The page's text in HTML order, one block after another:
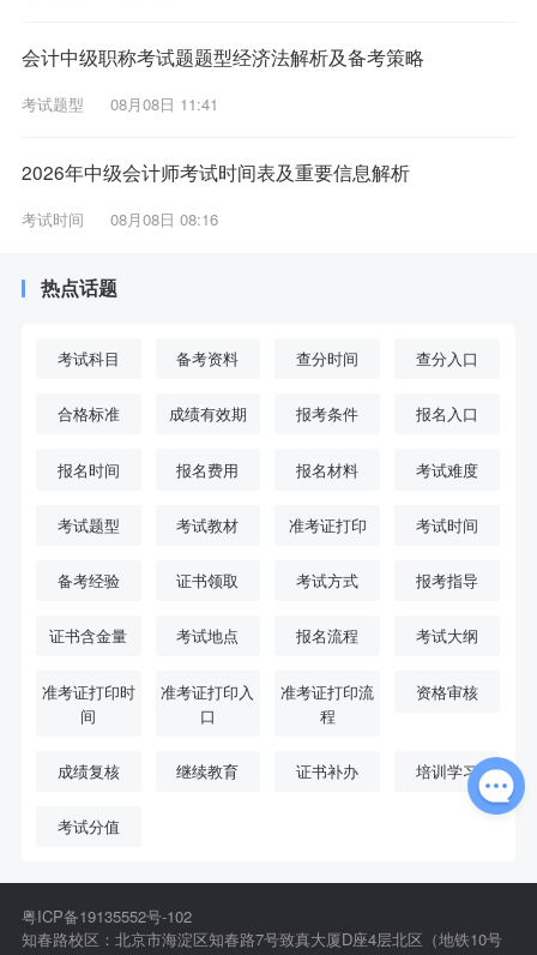
会计中级职称考试题题型经济法解析及备考策略
考试题型 08月08日 11:41
2026年中级会计师考试时间表及重要信息解析
考试时间 08月08日 08:16
热点话题
考试科目 备考资料 查分时间 查分入口
合格标准 成绩有效期 报考条件 报名入口
报名时间 报名费用 报名材料 考试难度
考试题型 考试教材 准考证打印 考试时间
备考经验 证书领取 考试方式 报考指导
证书含金量 考试地点 报名流程 考试大纲
准考证打印时
间
准考证打印入
口
准考证打印流
程
资格审核
成绩复核 继续教育 证书补办 培训学习
考试分值
粤ICP备19135552号-102
知春路校区：北京市海淀区知春路7号致真大厦D座4层北区（地铁10号